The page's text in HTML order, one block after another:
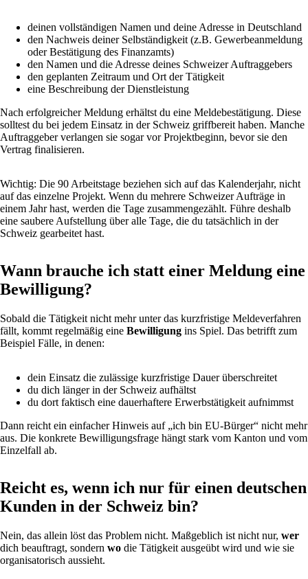
deinen vollständigen Namen und deine Adresse in Deutschland
den Nachweis deiner Selbständigkeit (z.B. Gewerbeanmeldung
oder Bestätigung des Finanzamts)
den Namen und die Adresse deines Schweizer Auftraggebers
den geplanten Zeitraum und Ort der Tätigkeit
eine Beschreibung der Dienstleistung
Nach erfolgreicher Meldung erhältst du eine Meldebestätigung. Diese
solltest du bei jedem Einsatz in der Schweiz griffbereit haben. Manche
Auftraggeber verlangen sie sogar vor Projektbeginn, bevor sie den
Vertrag finalisieren.
Wichtig: Die 90 Arbeitstage beziehen sich auf das Kalenderjahr, nicht
auf das einzelne Projekt. Wenn du mehrere Schweizer Aufträge in
einem Jahr hast, werden die Tage zusammengezählt. Führe deshalb
eine saubere Aufstellung über alle Tage, die du tatsächlich in der
Schweiz gearbeitet hast.
Wann brauche ich statt einer Meldung eine
Bewilligung?
Sobald die Tätigkeit nicht mehr unter das kurzfristige Meldeverfahren
fällt, kommt regelmäßig eine Bewilligung ins Spiel. Das betrifft zum
Beispiel Fälle, in denen:
dein Einsatz die zulässige kurzfristige Dauer überschreitet
du dich länger in der Schweiz aufhältst
du dort faktisch eine dauerhaftere Erwerbstätigkeit aufnimmst
Dann reicht ein einfacher Hinweis auf „ich bin EU-Bürger“ nicht mehr
aus. Die konkrete Bewilligungsfrage hängt stark vom Kanton und vom
Einzelfall ab.
Reicht es, wenn ich nur für einen deutschen
Kunden in der Schweiz bin?
Nein, das allein löst das Problem nicht. Maßgeblich ist nicht nur, wer
dich beauftragt, sondern wo die Tätigkeit ausgeübt wird und wie sie
organisatorisch aussieht.